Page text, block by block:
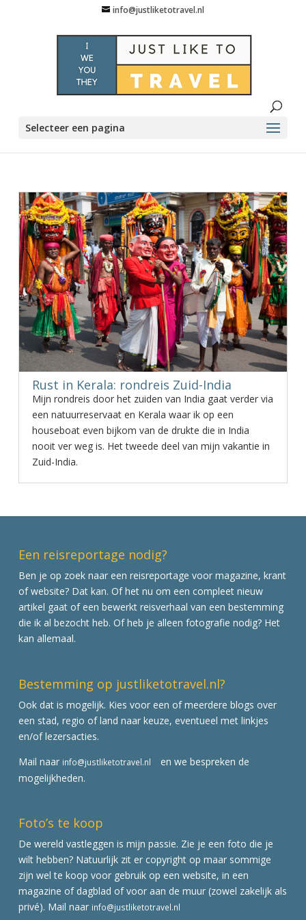
info@justliketotravel.nl
Selecteer een pagina
Rust in Kerala: rondreis Zuid-India
Mijn rondreis door het zuiden van India gaat verder via
een natuurreservaat en Kerala waar ik op een
houseboat even bijkom van de drukte die in India
nooit ver weg is. Het tweede deel van mijn vakantie in
Zuid-India.
Een reisreportage nodig?
Ben je op zoek naar een reisreportage voor magazine, krant
of website? Dat kan. Of het nu om een compleet nieuw
artikel gaat of een bewerkt reisverhaal van een bestemming
die ik al bezocht heb. Of heb je alleen fotografie nodig? Het
kan allemaal.
Bestemming op justliketotravel.nl?
Ook dat is mogelijk. Kies voor een of meerdere blogs over
een stad, regio of land naar keuze, eventueel met linkjes
en/of lezersacties.
Mail naar info@justliketotravel.nl
en we bespreken de
mogelijkheden.
Foto’s te koop
De wereld vastleggen is mijn passie. Zie je een foto die je
wilt hebben? Natuurlijk zit er copyright op maar sommige
zijn wel te koop voor gebruik op een website, in een
magazine of dagblad of voor aan de muur (zowel zakelijk als
privé). Mail naar info@justliketotravel.nl